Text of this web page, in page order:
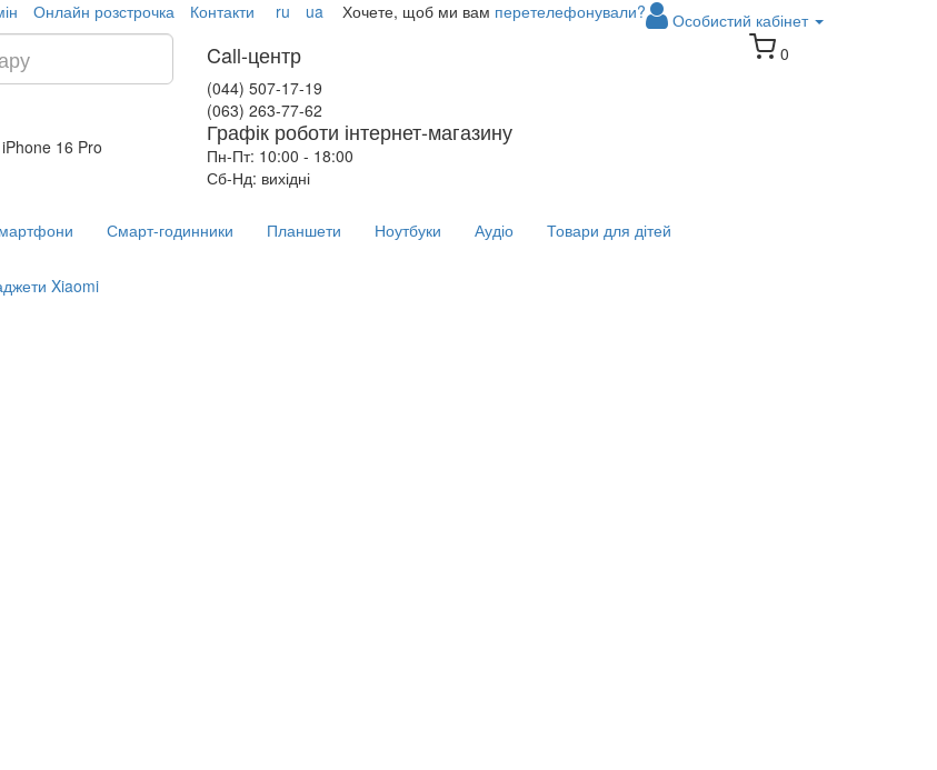
Онлайн розстрочка Контакти ru ua Особистий кабінет
Хочете, щоб ми вам перетелефонували?
iPhone 16 Pro
Call-центр
(044) 507-17-19
(063) 263-77-62
Графік роботи інтернет-магазину
Пн-Пт: 10:00 - 18:00
Сб-Нд: вихідні
0
Смарт-годинники Планшети Ноутбуки Аудіо Товари для дітей
Xiaomi